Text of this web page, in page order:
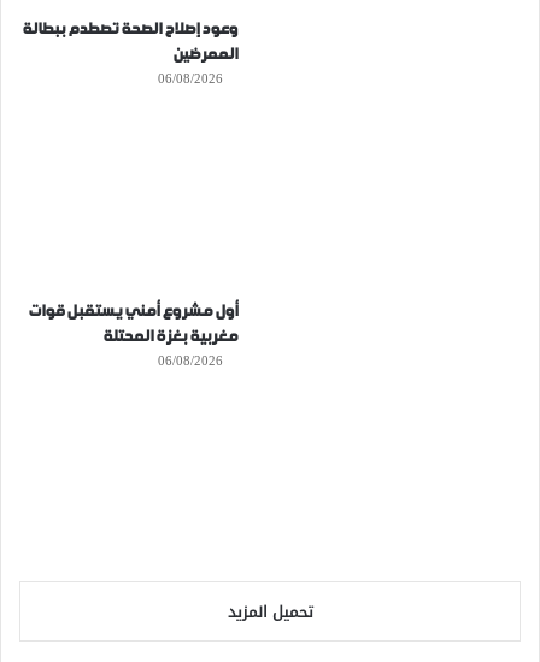
وعود إصلاح الصحة تصطدم ببطالة
الممرضين
06/08/2026
أول مشروع أمني يستقبل قوات
مغربية بغزة المحتلة
06/08/2026
تحميل المزيد